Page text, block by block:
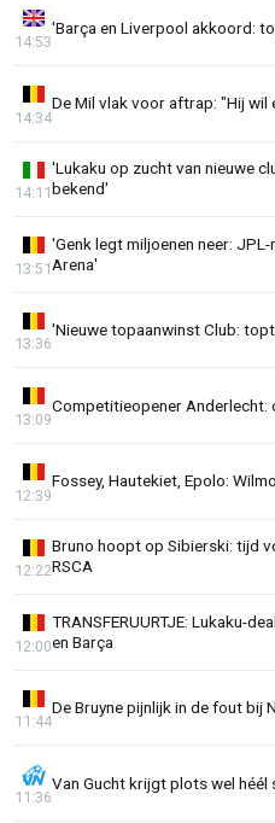
'Barça en Liverpool akkoord:
14:53
De Mil vlak voor aftrap: "Hij wil
14:34
'Lukaku op zucht van nieuwe
bekend'
14:11
'Genk legt miljoenen neer:
Arena'
13:51
'Nieuwe topaanwinst Club:
13:36
Competitieopener Anderlecht:
13:09
Fossey, Hautekiet, Epolo:
12:39
Bruno hoopt op Sibierski: tijd
RSCA
12:22
TRANSFERUURTJE: Lukaku-
en Barça
12:00
De Bruyne pijnlijk in de fout bij
11:44
Van Gucht krijgt plots wel
11:36